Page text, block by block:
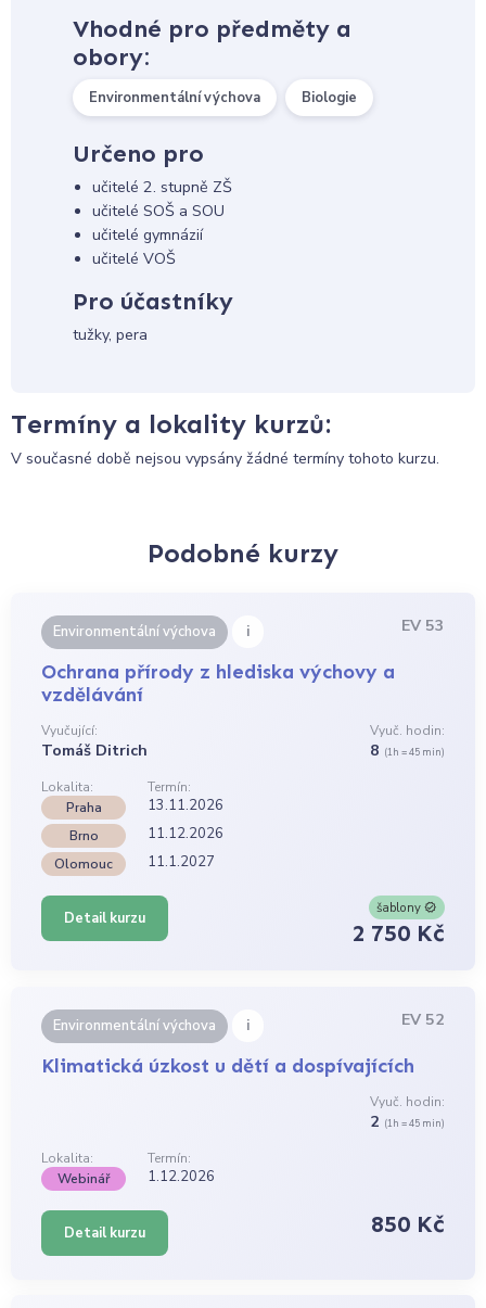
Vhodné pro předměty a
obory:
Environmentální výchova Biologie
Určeno pro
učitelé 2. stupně ZŠ
učitelé SOŠ a SOU
učitelé gymnázií
učitelé VOŠ
Pro účastníky
tužky, pera
Termíny a lokality kurzů:
V současné době nejsou vypsány žádné termíny tohoto kurzu.
Podobné kurzy
Environmentální výchova i EV 53
Ochrana přírody z hlediska výchovy a
vzdělávání
Vyučující:
Tomáš Ditrich
Vyuč. hodin:
8 (1h = 45 min)
Lokalita:
Termín:
Praha
13.11.2026
Brno 11.12.2026
Olomouc 11.1.2027
Detail kurzu
šablony
2 750 Kč
Environmentální výchova i EV 52
Klimatická úzkost u dětí a dospívajících
Vyuč. hodin:
2 (1h = 45 min)
Lokalita:
Termín:
Webinář
1.12.2026
Detail kurzu 850 Kč